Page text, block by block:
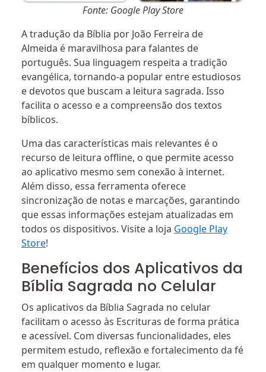
Fonte: Google Play Store
A tradução da Bíblia por João Ferreira de
Almeida é maravilhosa para falantes de
português. Sua linguagem respeita a tradição
evangélica, tornando-a popular entre estudiosos
e devotos que buscam a leitura sagrada. Isso
facilita o acesso e a compreensão dos textos
bíblicos.
Uma das características mais relevantes é o
recurso de leitura offline, o que permite acesso
ao aplicativo mesmo sem conexão à internet.
Além disso, essa ferramenta oferece
sincronização de notas e marcações, garantindo
que essas informações estejam atualizadas em
todos os dispositivos. Visite a loja Google Play
Store!
Benefícios dos Aplicativos da
Bíblia Sagrada no Celular
Os aplicativos da Bíblia Sagrada no celular
facilitam o acesso às Escrituras de forma prática
e acessível. Com diversas funcionalidades, eles
permitem estudo, reflexão e fortalecimento da fé
em qualquer momento e lugar.